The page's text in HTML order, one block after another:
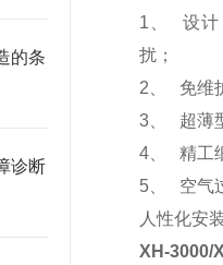
的条
诊断
1、 设计
扰；
2、 免维
3、 超薄
4、 精工
5、 空气
人性化安
XH-3000/